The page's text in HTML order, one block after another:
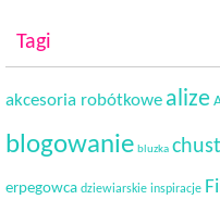
Tagi
akcesoria robótkowe alize
blogowanie bluzka
erpegowca dziewiarskie inspiracje